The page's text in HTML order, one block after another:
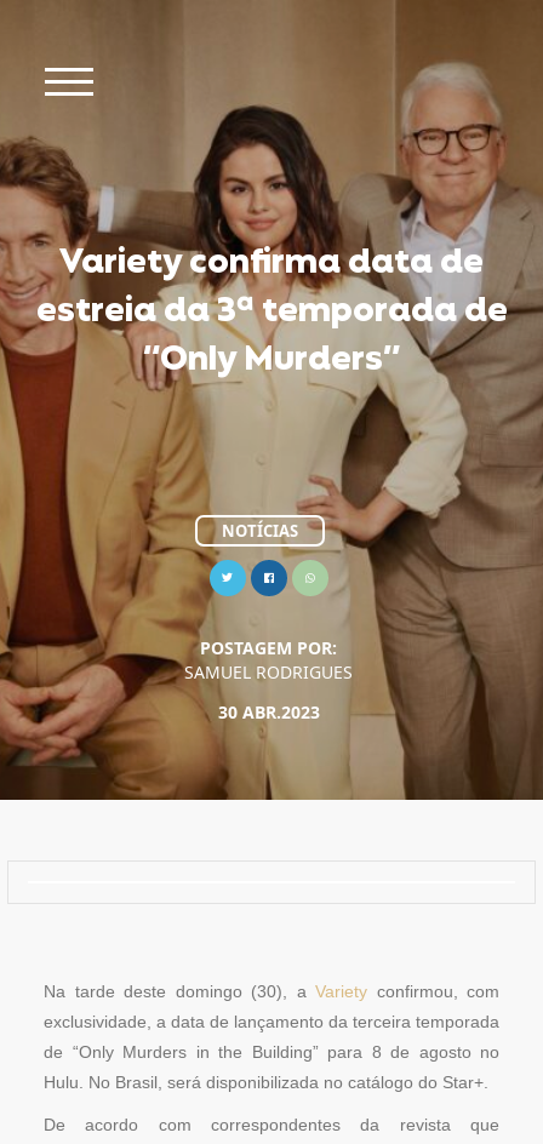
Variety confirma data de
estreia da 3ª temporada de
“Only Murders”
NOTÍCIAS
POSTAGEM POR:
SAMUEL RODRIGUES
30 ABR.2023
Na tarde deste domingo (30), a Variety confirmou, com
exclusividade, a data de lançamento da terceira temporada
de “Only Murders in the Building” para 8 de agosto no
Hulu. No Brasil, será disponibilizada no catálogo do Star+.
De acordo com correspondentes da revista que